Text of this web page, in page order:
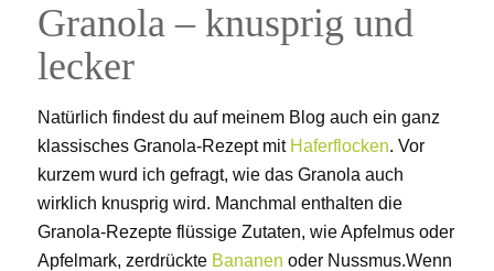
Granola – knusprig und
lecker
Natürlich findest du auf meinem Blog auch ein ganz
klassisches Granola-Rezept mit Haferflocken. Vor
kurzem wurd ich gefragt, wie das Granola auch
wirklich knusprig wird. Manchmal enthalten die
Granola-Rezepte flüssige Zutaten, wie Apfelmus oder
Apfelmark, zerdrückte Bananen oder Nussmus.Wenn